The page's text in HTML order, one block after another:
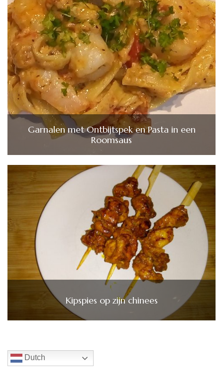
Garnalen met Ontbijtspek en Pasta in een
Roomsaus
Kipspies op zijn chinees
Dutch